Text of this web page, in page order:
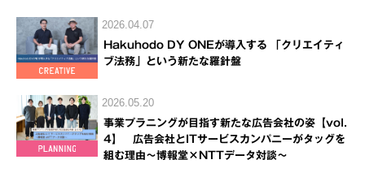
2026.04.07
Hakuhodo DY ONEが導入する 「クリエイティ
ブ法務」という新たな羅針盤
2026.05.20
事業プラニングが目指す新たな広告会社の姿【vol.
4】 広告会社とITサービスカンパニーがタッグを
組む理由～博報堂×NTTデータ対談～